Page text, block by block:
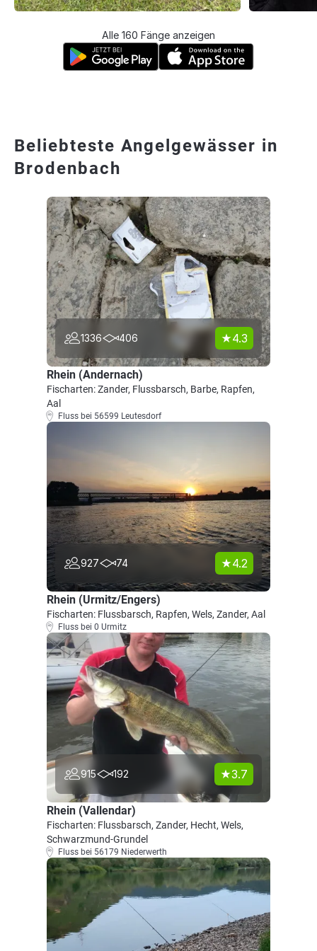
Alle 160 Fänge anzeigen
Beliebteste Angelgewässer in
Brodenbach
1336 406 4.3
Rhein (Andernach)
Fischarten: Zander, Flussbarsch, Barbe, Rapfen,
Aal
Fluss bei 56599 Leutesdorf
927 74 4.2
Rhein (Urmitz/Engers)
Fischarten: Flussbarsch, Rapfen, Wels, Zander, Aal
Fluss bei 0 Urmitz
915 192 3.7
Rhein (Vallendar)
Fischarten: Flussbarsch, Zander, Hecht, Wels,
Schwarzmund-Grundel
Fluss bei 56179 Niederwerth